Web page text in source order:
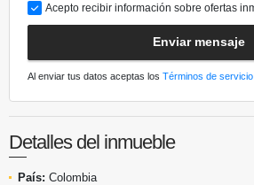
Acepto recibir información sobre ofertas
Enviar mensaje
Al enviar tus datos aceptas los Términos de
Detalles del inmueble
País: Colombia